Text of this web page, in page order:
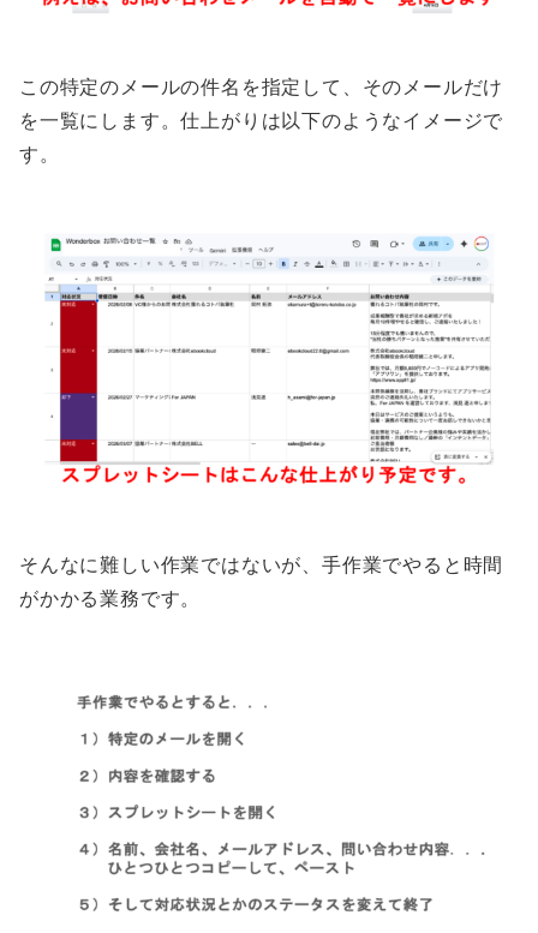
この特定のメールの件名を指定して、そのメールだけ
を一覧にします。仕上がりは以下のようなイメージで
す。
そんなに難しい作業ではないが、手作業でやると時間
がかかる業務です。